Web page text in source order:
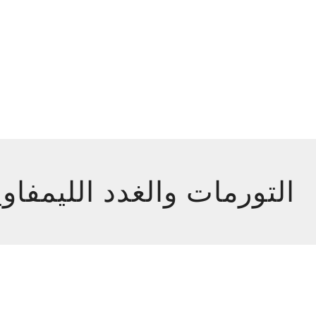
التورمات والغدد